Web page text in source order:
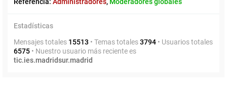
Estadísticas
Mensajes totales 15513 • Temas totales3794 • Usuarios totales
6575 • Nuestro usuario más reciente es
tic.ies.madridsur.madrid